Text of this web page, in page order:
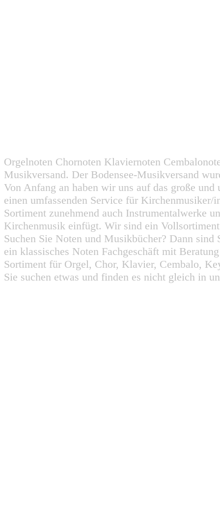
Orgelnoten Chornoten Klaviernoten
Musikversand. Der Bodensee-Musikversand
Von Anfang an haben wir uns auf das große
einen umfassenden Service für
Sortiment zunehmend auch Instrumentalwerke
Kirchenmusik einfügt. Wir sind ein
Suchen Sie Noten und Musikbücher? Dann
ein klassisches Noten Fachgeschäft mit
Sortiment für Orgel, Chor, Klavier, Cembalo,
Sie suchen etwas und finden es nicht gleich in